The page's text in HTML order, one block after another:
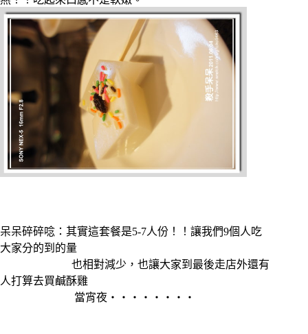
呆呆碎碎唸：其實這套餐是5-7人份！！讓我們9個人吃
大家分的到的量
也相對減少，也讓大家到最後走店外還有
人打算去買鹹酥雞
當宵夜‧‧‧‧‧‧‧‧